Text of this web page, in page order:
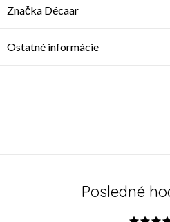
Značka Décaar
Ostatné informácie
Posledné